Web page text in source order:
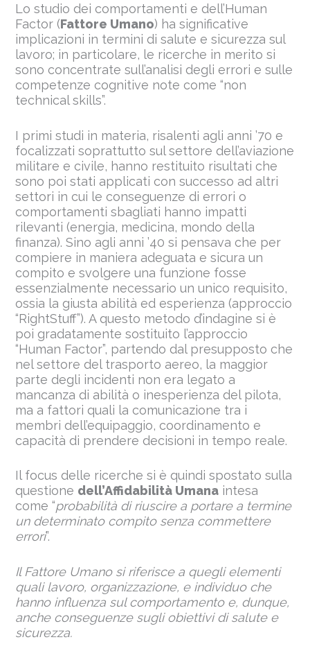
Lo studio dei comportamenti e dell’Human
Factor (Fattore Umano) ha significative
implicazioni in termini di salute e sicurezza sul
lavoro; in particolare, le ricerche in merito si
sono concentrate sull’analisi degli errori e sulle
competenze cognitive note come “non
technical skills”.
I primi studi in materia, risalenti agli anni ’70 e
focalizzati soprattutto sul settore dell’aviazione
militare e civile, hanno restituito risultati che
sono poi stati applicati con successo ad altri
settori in cui le conseguenze di errori o
comportamenti sbagliati hanno impatti
rilevanti (energia, medicina, mondo della
finanza). Sino agli anni ’40 si pensava che per
compiere in maniera adeguata e sicura un
compito e svolgere una funzione fosse
essenzialmente necessario un unico requisito,
ossia la giusta abilità ed esperienza (approccio
“RightStuff”). A questo metodo d’indagine si è
poi gradatamente sostituito l’approccio
“Human Factor”, partendo dal presupposto che
nel settore del trasporto aereo, la maggior
parte degli incidenti non era legato a
mancanza di abilità o inesperienza del pilota,
ma a fattori quali la comunicazione tra i
membri dell’equipaggio, coordinamento e
capacità di prendere decisioni in tempo reale.
Il focus delle ricerche si è quindi spostato sulla
questione dell’Affidabilità Umana intesa
come “probabilità di riuscire a portare a termine
un determinato compito senza commettere
errori”.
Il Fattore Umano si riferisce a quegli elementi
quali lavoro, organizzazione, e individuo che
hanno influenza sul comportamento e, dunque,
anche conseguenze sugli obiettivi di salute e
sicurezza.